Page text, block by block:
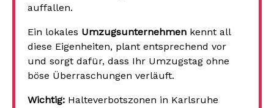
auffallen.
Ein lokales Umzugsunternehmen kennt all
diese Eigenheiten, plant entsprechend vor
und sorgt dafür, dass Ihr Umzugstag ohne
böse Überraschungen verläuft.
Wichtig: Halteverbotszonen in Karlsruhe